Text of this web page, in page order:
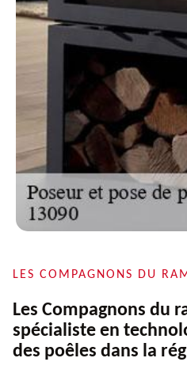
LES COMPAGNONS DU
Les Compagnons du
spécialiste en
des poêles dans la